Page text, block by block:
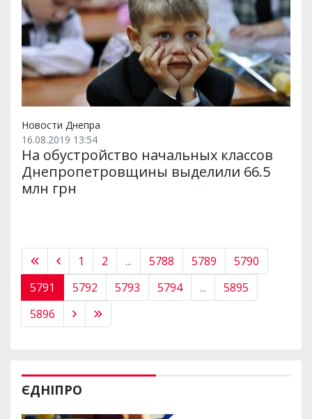
Новости Днепра
16.08.2019 13:54
На обустройство начальных классов
Днепропетровщины выделили 66.5
млн грн
1 2 ... 5788 5789
5790
5791
5792 5793 5794 ...
5895
5896
ЄДНІПРО